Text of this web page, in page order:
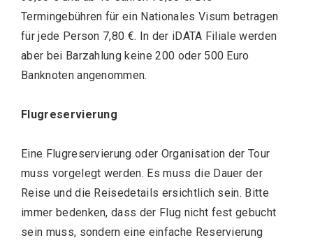
Termingebühren für ein Nationales Visum betragen
für jede Person 7,80 €. In der iDATA Filiale werden
aber bei Barzahlung keine 200 oder 500 Euro
Banknoten angenommen.
Flugreservierung
Eine Flugreservierung oder Organisation der Tour
muss vorgelegt werden. Es muss die Dauer der
Reise und die Reisedetails ersichtlich sein. Bitte
immer bedenken, dass der Flug nicht fest gebucht
sein muss, sondern eine einfache Reservierung